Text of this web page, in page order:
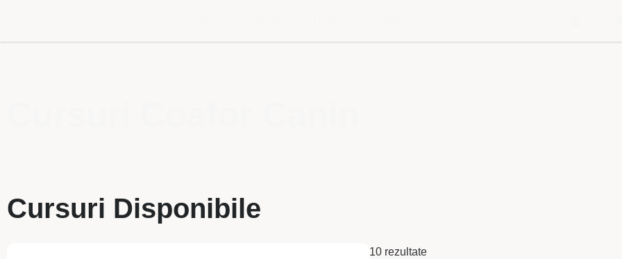
Cursuri Disponibile
10 rezultate